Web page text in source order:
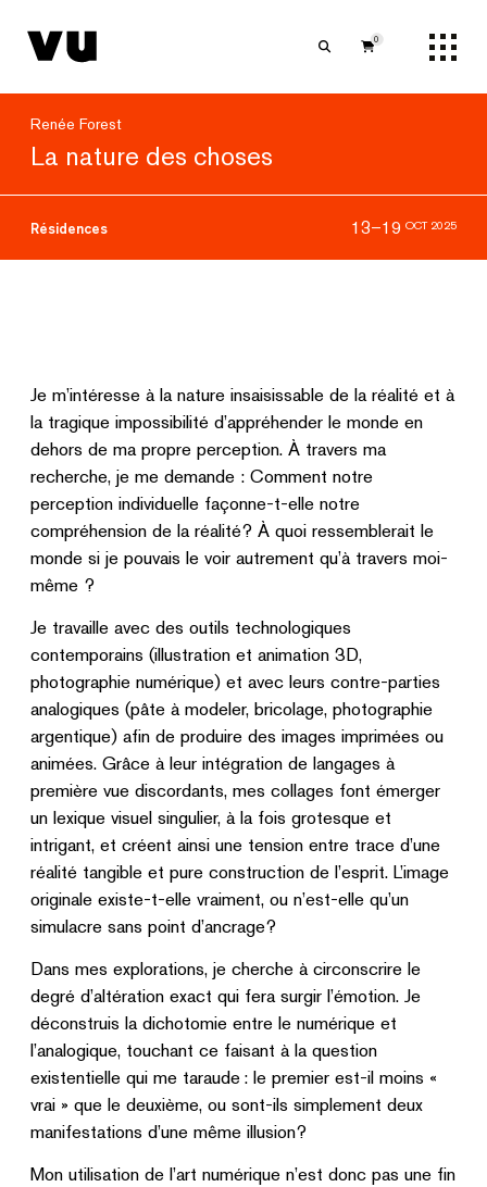
0
Renée Forest
La nature des choses
Résidences 13–19 OCT 2025
Je m’intéresse à la nature insaisissable de la réalité et à
la tragique impossibilité d’appréhender le monde en
dehors de ma propre perception. À travers ma
recherche, je me demande : Comment notre
perception individuelle façonne-t-elle notre
compréhension de la réalité? À quoi ressemblerait le
monde si je pouvais le voir autrement qu’à travers moi-
même ?
Je travaille avec des outils technologiques
contemporains (illustration et animation 3D,
photographie numérique) et avec leurs contre-parties
analogiques (pâte à modeler, bricolage, photographie
argentique) afin de produire des images imprimées ou
animées. Grâce à leur intégration de langages à
première vue discordants, mes collages font émerger
un lexique visuel singulier, à la fois grotesque et
intrigant, et créent ainsi une tension entre trace d’une
réalité tangible et pure construction de l’esprit. L’image
originale existe-t-elle vraiment, ou n’est-elle qu’un
simulacre sans point d’ancrage?
Dans mes explorations, je cherche à circonscrire le
degré d’altération exact qui fera surgir l’émotion. Je
déconstruis la dichotomie entre le numérique et
l’analogique, touchant ce faisant à la question
existentielle qui me taraude : le premier est-il moins «
vrai » que le deuxième, ou sont-ils simplement deux
manifestations d’une même illusion?
Mon utilisation de l’art numérique n’est donc pas une fin